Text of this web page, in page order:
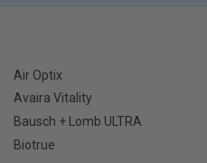
Air Optix
Avaira Vitality
Bausch + Lomb ULTRA
Biotrue